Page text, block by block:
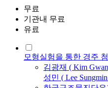
무료
기관내 무료
유료
모형실험을 통한 경주
김광재 ( Kim
성민 ( Lee